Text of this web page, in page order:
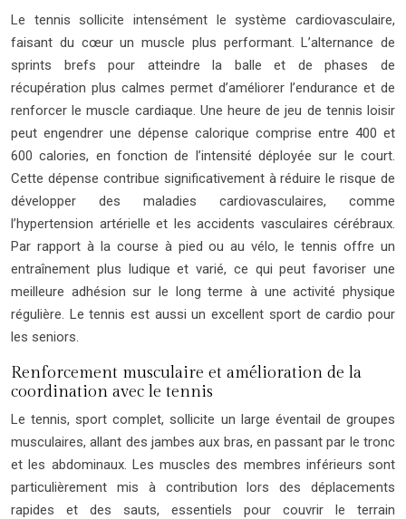
Le tennis sollicite intensément le système cardiovasculaire,
faisant du cœur un muscle plus performant. L’alternance de
sprints brefs pour atteindre la balle et de phases de
récupération plus calmes permet d’améliorer l’endurance et de
renforcer le muscle cardiaque. Une heure de jeu de tennis loisir
peut engendrer une dépense calorique comprise entre 400 et
600 calories, en fonction de l’intensité déployée sur le court.
Cette dépense contribue significativement à réduire le risque de
développer des maladies cardiovasculaires, comme
l’hypertension artérielle et les accidents vasculaires cérébraux.
Par rapport à la course à pied ou au vélo, le tennis offre un
entraînement plus ludique et varié, ce qui peut favoriser une
meilleure adhésion sur le long terme à une activité physique
régulière. Le tennis est aussi un excellent sport de cardio pour
les seniors.
Renforcement musculaire et amélioration de la
coordination avec le tennis
Le tennis, sport complet, sollicite un large éventail de groupes
musculaires, allant des jambes aux bras, en passant par le tronc
et les abdominaux. Les muscles des membres inférieurs sont
particulièrement mis à contribution lors des déplacements
rapides et des sauts, essentiels pour couvrir le terrain